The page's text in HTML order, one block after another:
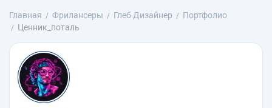
Главная Фрилансеры Глеб Дизайнер
Портфолио
Ценник_поталь